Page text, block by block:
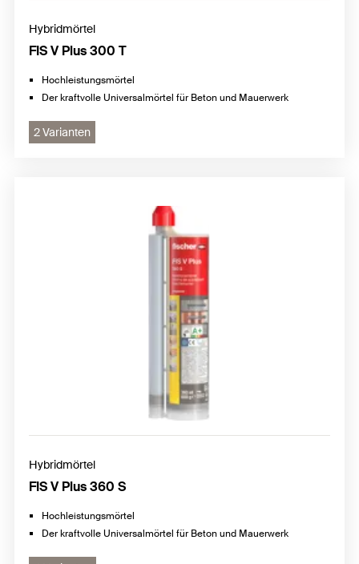
Hybridmörtel
FIS V Plus 300 T
Hochleistungsmörtel
Der kraftvolle Universalmörtel für Beton und Mauerwerk
2 Varianten
Hybridmörtel
FIS V Plus 360 S
Hochleistungsmörtel
Der kraftvolle Universalmörtel für Beton und Mauerwerk